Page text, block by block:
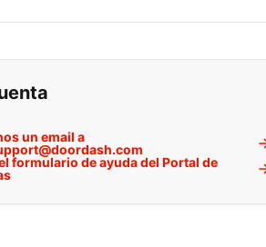
puede encontrar
un email a
formulario de ayuda del Portal de